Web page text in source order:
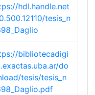
hdl.handle.net
tesis_n
bibliotecadigi
do
tesis/tesis_n